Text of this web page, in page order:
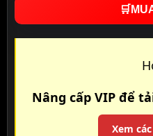
🛒
Nâng cấp VIP để
Xem